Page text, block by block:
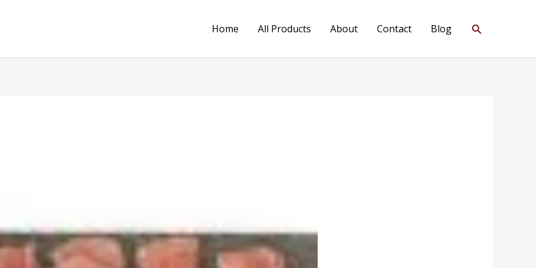
Home All Products About Contact Blog Search